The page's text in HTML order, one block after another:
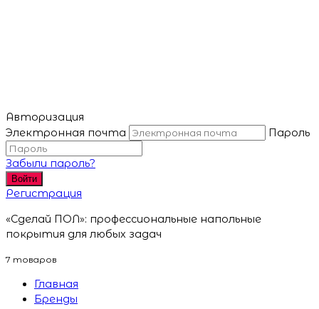
Авторизация
Электронная почта
Пароль
Забыли пароль?
Войти
Регистрация
«Сделай ПОЛ»: профессиональные напольные
покрытия для любых задач
7 товаров
Главная
Бренды